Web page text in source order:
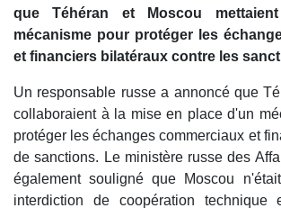
que Téhéran et Moscou
mécanisme pour protéger les
et financiers bilatéraux contre les
Un responsable russe a annoncé que
collaboraient à la mise en place d'un
protéger les échanges commerciaux et
de sanctions. Le ministère russe des
également souligné que Moscou
interdiction de coopération technique